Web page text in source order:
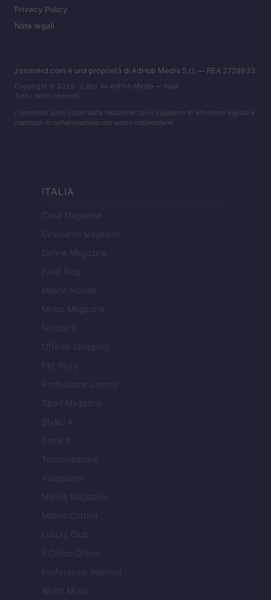
Privacy Policy
Note legali
zonanerd.com è una proprietà di AdHub Media S.r.l. — REA 2729933
Copyright © 2026 · Edito da AdHub Media — Italia
Tutti i diritti riservati
I contenuti sono curati dalla redazione con il supporto di strumenti digitali e
realizzati in collaborazione con autori indipendenti.
ITALIA
Casa Magazine
Cineverse Magazine
Donne Magazine
Food Blog
Milano Notizie
Motor Magazine
Notizie.it
Offerte Shopping
Pet Story
Professione Lavoro
Sport Magazine
Style24
Think.it
Tuobenessere
Viaggiamo
Nonne Magazine
Milano Cortina
Luxury Club
Il Calcio Online
Professione mamma
World Music